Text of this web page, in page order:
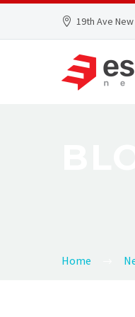
19th Ave New
Home